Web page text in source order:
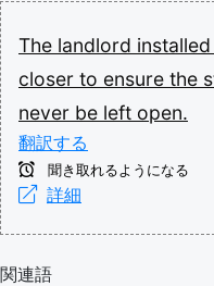
The landlord installed
closer to ensure the
never be left open.
翻訳する
聞き取れるようになる
詳細
関連語